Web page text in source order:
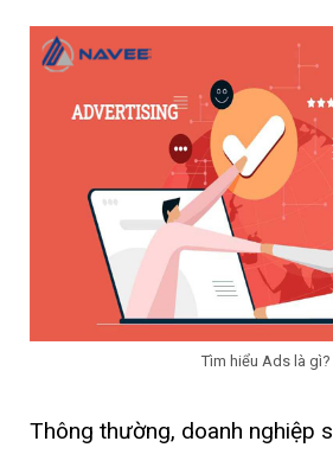
Tìm hiểu Ads là gì?
Thông thường, doanh nghiệp